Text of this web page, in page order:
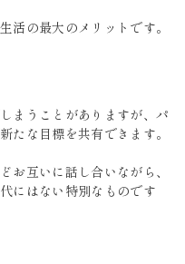
活の最大のメリットです。
まうことがありますが、パ
たな目標を共有できます。
お互いに話し合いながら、
にはない特別なものです